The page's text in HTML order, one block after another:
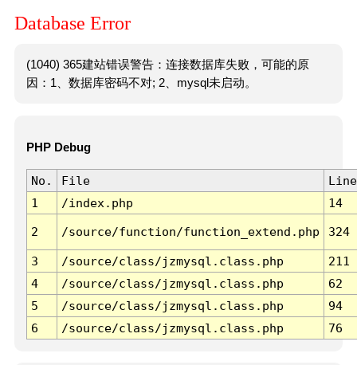
Database Error
(1040) 365建站错误警告：连接数据库失败，可能的原
因：1、数据库密码不对; 2、mysql未启动。
PHP Debug
No. File
Line
1
/index.php 14
2 /source/function/function_extend.php 324
3 /source/class/jzmysql.class.php
211
4
/source/class/jzmysql.class.php
62
5
/source/class/jzmysql.class.php
94
6
/source/class/jzmysql.class.php 76